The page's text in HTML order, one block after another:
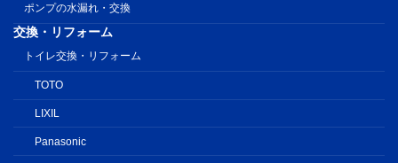
ポンプの水漏れ・交換
交換・リフォーム
トイレ交換・リフォーム
TOTO
LIXIL
Panasonic